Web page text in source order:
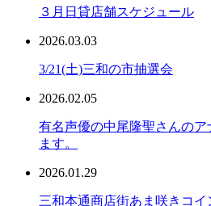
３月日貸店舗スケジュール
2026.03.03
3/21(土)三和の市抽選会
2026.02.05
有名声優の中尾隆聖さんの
ます。
2026.01.29
三和本通商店街あま咲きコ